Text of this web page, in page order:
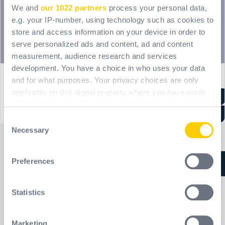
We and our 1022 partners process your personal data,
e.g. your IP-number, using technology such as cookies to
store and access information on your device in order to
serve personalized ads and content, ad and content
measurement, audience research and services
development. You have a choice in who uses your data
and for what purposes. Your privacy choices are only
applicable on this digital property where you have made
the Privacy trigger icon.
Collect information about your geographical
meters
Identify your device by actively scanning it for
Selection
Necessary
Preferences
Statistics
Marketing
Czy masz własne zespoły instalujące stałe